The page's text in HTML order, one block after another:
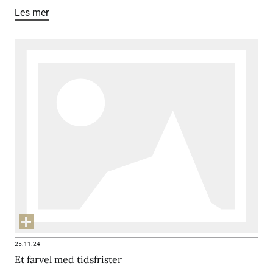
Les mer
25.11.24
Et farvel med tidsfrister